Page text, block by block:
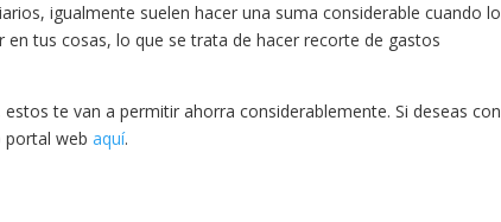
igualmente suelen hacer una suma considerable cuando
tus cosas, lo que se trata de hacer recorte de gastos
te van a permitir ahorra considerablemente. Si deseas
portal webaquí.